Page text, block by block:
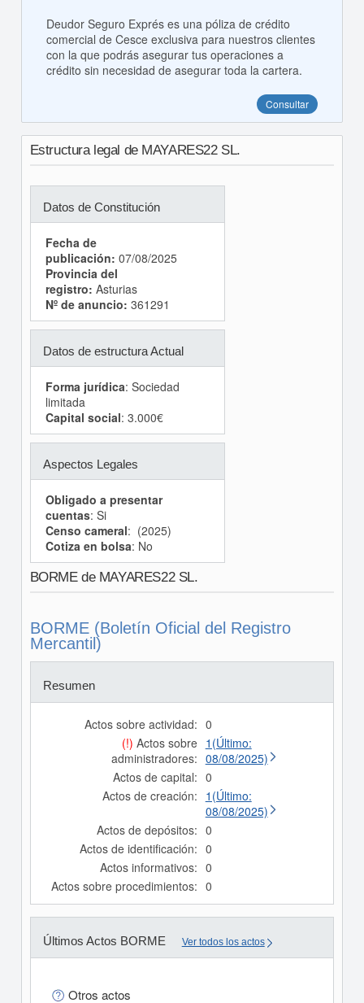
Deudor Seguro Exprés es una póliza de crédito
comercial de Cesce exclusiva para nuestros clientes
con la que podrás asegurar tus operaciones a
crédito sin necesidad de asegurar toda la cartera.
Consultar
Estructura legal de MAYARES22 SL.
Datos de Constitución
Fecha de
publicación: 07/08/2025
Provincia del
registro: Asturias
Nº de anuncio: 361291
Datos de estructura Actual
Forma jurídica: Sociedad
limitada
Capital social: 3.000€
Aspectos Legales
Obligado a presentar
cuentas: Si
Censo cameral: (2025)
Cotiza en bolsa: No
BORME de MAYARES22 SL.
BORME (Boletín Oficial del Registro
Mercantil)
Resumen
Actos sobre actividad: 0
(!) Actos sobre
administradores:
1(Último:
08/08/2025)
Actos de capital: 0
Actos de creación: 1(Último:
08/08/2025)
Actos de depósitos: 0
Actos de identificación: 0
Actos informativos: 0
Actos sobre procedimientos: 0
Últimos Actos BORME Ver todos los actos
Otros actos